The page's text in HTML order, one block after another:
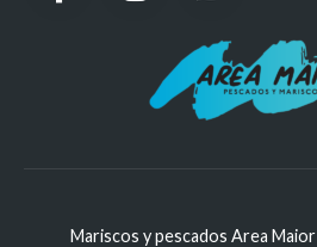
Mariscos y pescados Area